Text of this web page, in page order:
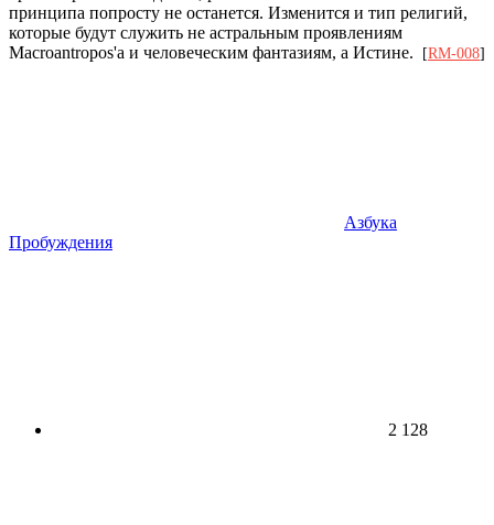
принципа попросту не останется. Изменится и тип религий,
которые будут служить не астральным проявлениям
Macroantropos'a и человеческим фантазиям, а Истине.
[RM-008]
Азбука
Пробуждения
2 128